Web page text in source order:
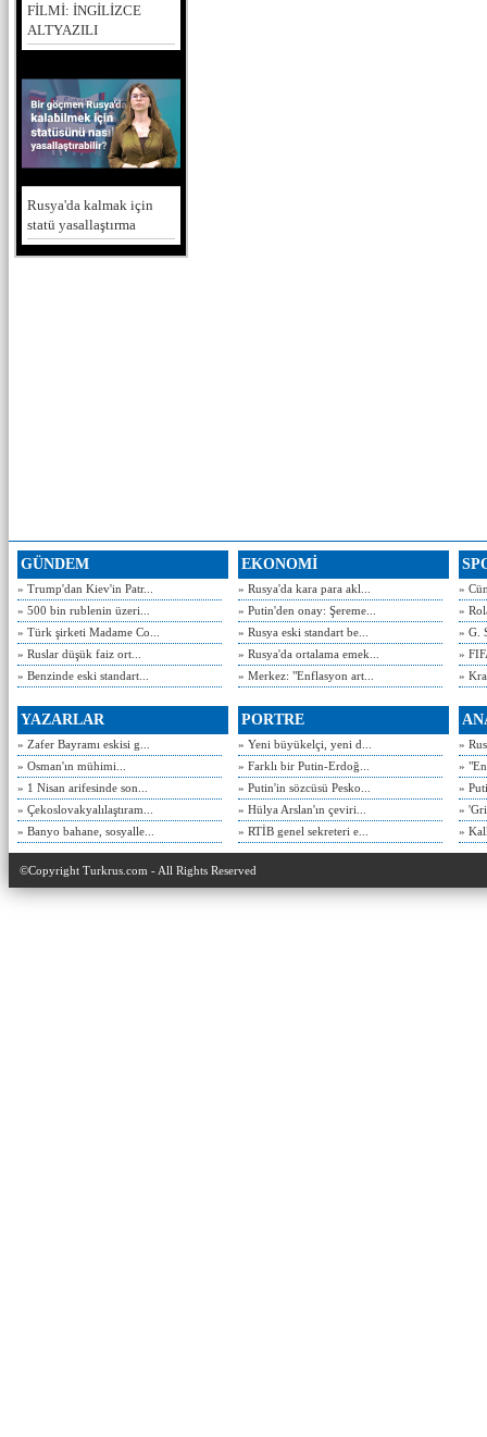
FİLMİ: İNGİLİZCE
ALTYAZILI
Rusya'da kalmak için
statü yasallaştırma
GÜNDEM
» Trump'dan Kiev'in Patr...
» 500 bin rublenin üzeri...
» Türk şirketi Madame Co...
» Ruslar düşük faiz ort...
» Benzinde eski standart...
EKONOMİ
» Rusya'da kara para akl...
» Putin'den onay: Şereme...
» Rusya eski standart be...
» Rusya'da ortalama emek...
» Merkez: "Enflasyon art...
»
»
» G.
»
»
YAZARLAR
» Zafer Bayramı eskisi g...
» Osman'ın mühimi...
» 1 Nisan arifesinde son...
» Çekoslovakyalılaştıram...
» Banyo bahane, sosyalle...
PORTRE
» Yeni büyükelçi, yeni d...
» Farklı bir Putin-Erdoğ...
» Putin'in sözcüsü Pesko...
» Hülya Arslan'ın çeviri...
» RTİB genel sekreteri e...
»
»
»
»
»
©Copyright Turkrus.com - All Rights Reserved